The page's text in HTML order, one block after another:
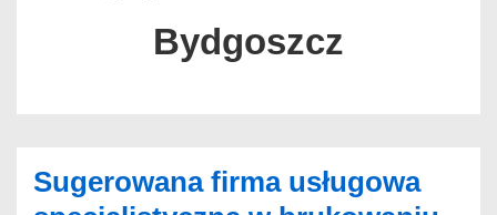
Bydgoszcz
Sugerowana firma usługowa